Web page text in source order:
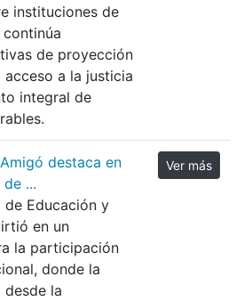
instituciones de
de proyección
a la justicia
integral de
destaca en
...
de Educación y
en un
la participación
donde la
la
Ver más